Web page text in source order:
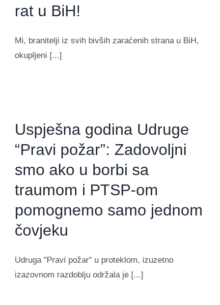
rat u BiH!
Mi, branitelji iz svih bivših zaraćenih strana u BiH,
okupljeni [...]
Uspješna godina Udruge
“Pravi požar”: Zadovoljni
smo ako u borbi sa
traumom i PTSP-om
pomognemo samo jednom
čovjeku
Udruga "Pravi požar" u proteklom, izuzetno
izazovnom razdoblju održala je [...]